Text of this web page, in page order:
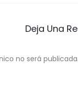
Deja Una
no será publicada.